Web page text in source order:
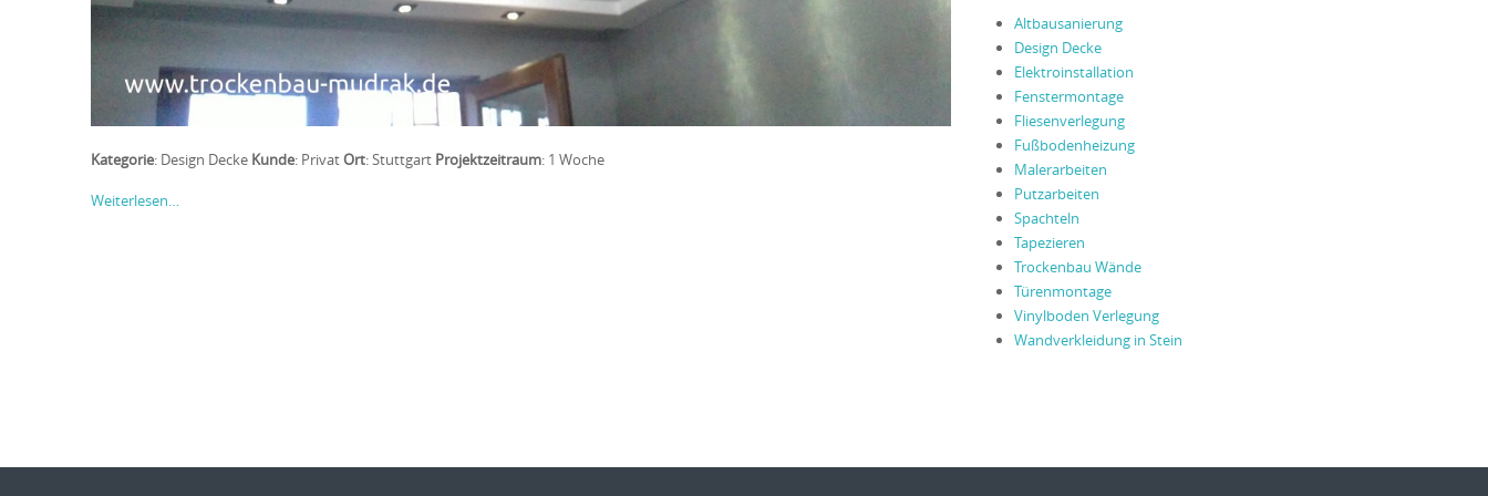
Kategorie: Design Decke Kunde: PrivatOrt:Stuttgart Projektzeitraum: 1 Woche
Weiterlesen…
Altbausanierung
Design Decke
Elektroinstallation
Fenstermontage
Fliesenverlegung
Fußbodenheizung
Malerarbeiten
Putzarbeiten
Spachteln
Tapezieren
Trockenbau Wände
Türenmontage
Vinylboden Verlegung
Wandverkleidung in Stein